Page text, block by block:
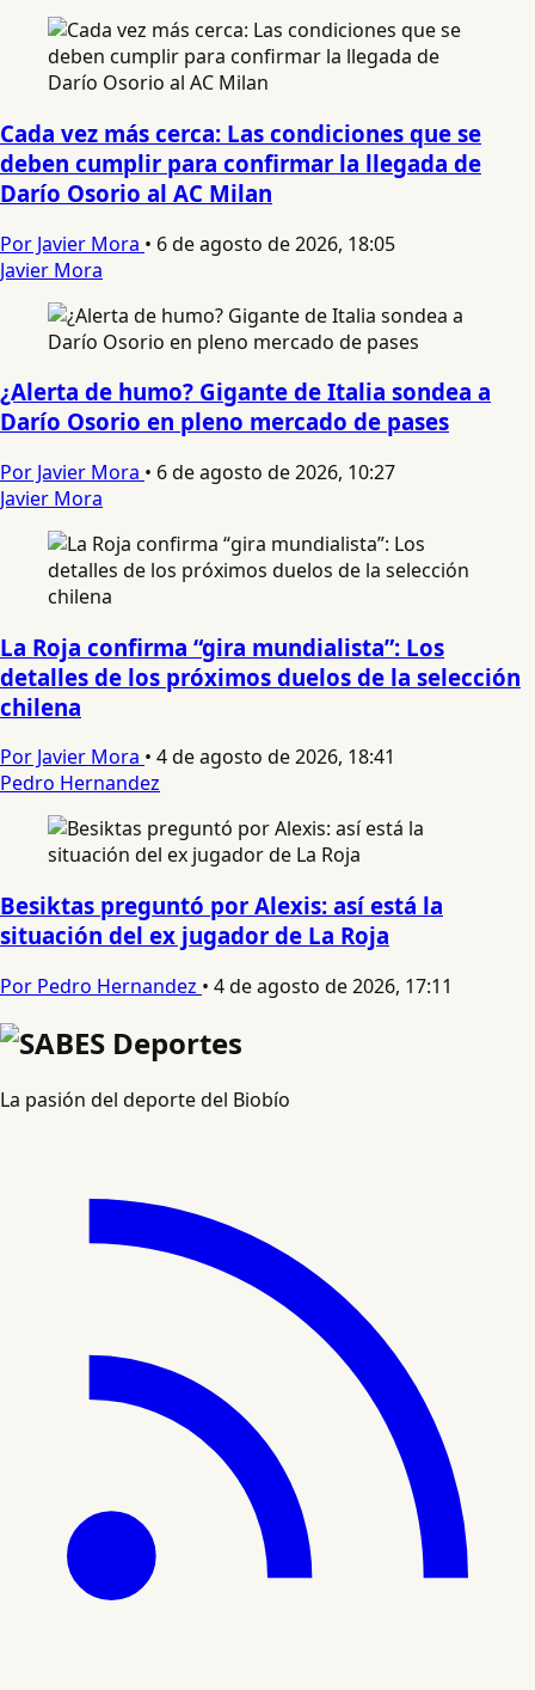
Cada vez más cerca: Las condiciones que se
deben cumplir para confirmar la llegada de
Darío Osorio al AC Milan
Por Javier Mora • 6 de agosto de 2026, 18:05
Javier Mora
¿Alerta de humo? Gigante de Italia sondea a
Darío Osorio en pleno mercado de pases
Por Javier Mora • 6 de agosto de 2026, 10:27
Javier Mora
La Roja confirma “gira mundialista”: Los
detalles de los próximos duelos de la selección
chilena
Por Javier Mora • 4 de agosto de 2026, 18:41
Pedro Hernandez
Besiktas preguntó por Alexis: así está la
situación del ex jugador de La Roja
Por Pedro Hernandez • 4 de agosto de 2026, 17:11
La pasión del deporte del Biobío